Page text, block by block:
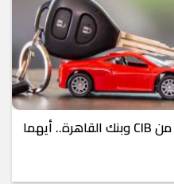
مقارنة شاملة بين قرض السيارة من CIB وبنك القاهرة.. أيهما